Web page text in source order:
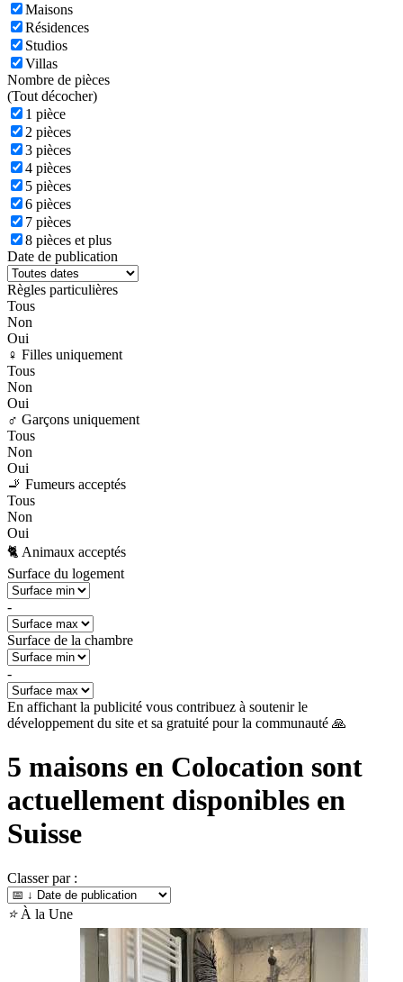
Maisons
Résidences
Studios
Villas
Nombre de pièces
(Tout décocher)
1 pièce
2 pièces
3 pièces
4 pièces
5 pièces
6 pièces
7 pièces
8 pièces et plus
Date de publication
Règles particulières
Tous
Non
Oui
♀️ Filles uniquement
Tous
Non
Oui
♂️ Garçons uniquement
Tous
Non
Oui
🚬 Fumeurs acceptés
Tous
Non
Oui
🐈 Animaux acceptés
Surface du logement
-
Surface de la chambre
-
En affichant la publicité vous contribuez à soutenir le
développement du site et sa gratuité pour la communauté 🙏
5 maisons en Colocation sont
actuellement disponibles en
Suisse
Classer par :
⭐À la Une